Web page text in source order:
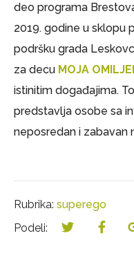
deo programa
2019. godine u sklopu
podršku grada
za decu MOJA
istinitim događajima.
predstavlja osobe sa
neposredan i zabavan
Rubrika: superego
Podeli: